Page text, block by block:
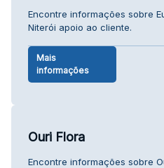
Encontre informações sobre
Niterói apoio ao cliente.
Mais
informações
Ouri Flora
Encontre informações sobre